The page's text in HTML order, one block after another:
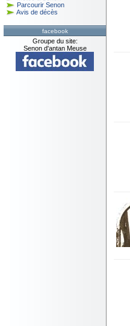
Parcourir Senon
Avis de décès
facebook
Groupe du site:
Senon d'antan Meuse